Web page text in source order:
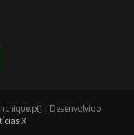
| Desenvolvido
X